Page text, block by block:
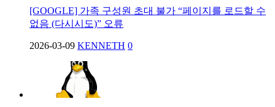
[GOOGLE] 가족 구성원 초대 불가 “페이지를 로드할 수
없음 (다시시도)” 오류
2026-03-09 KENNETH 0